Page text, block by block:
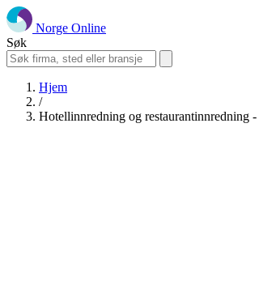
Norge Online
Søk
Hjem
/
Hotellinnredning og restaurantinnredning